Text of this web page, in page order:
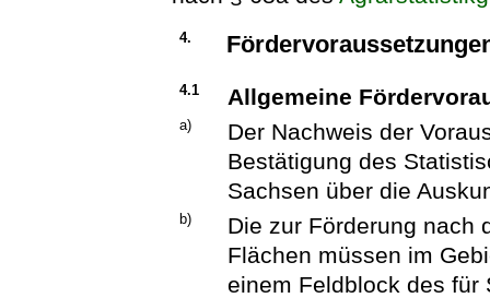
4.
4.1 Allgemeine
a)
Der Nachweis der
Bestätigung des
Sachsen über die
b)
Die zur Förderung nach
Flächen müssen im
einem Feldblock des für